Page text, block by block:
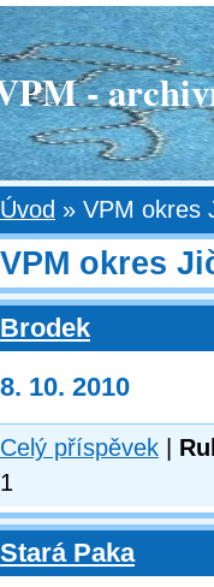
-
Úvod » VPM okres
VPM okres
Brodek
8. 10. 2010
Celý příspěvek
1
Stará Paka